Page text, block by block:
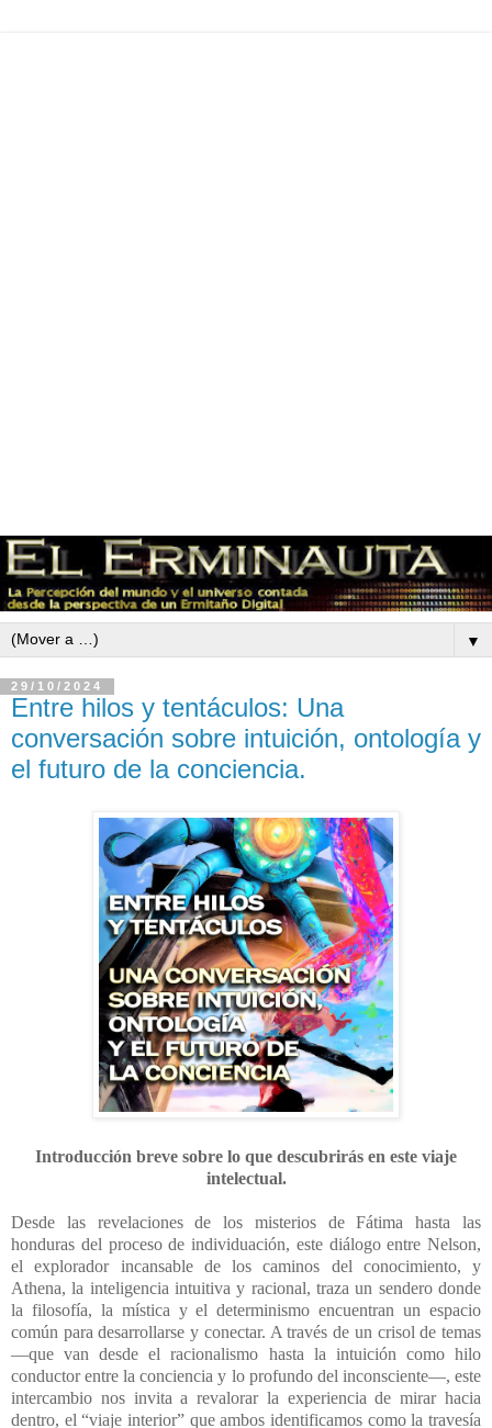
▼
29/10/2024
Entre hilos y tentáculos: Una
conversación sobre intuición, ontología y
el futuro de la conciencia.
Introducción breve sobre lo que descubrirás en este viaje
intelectual.
Desde las revelaciones de los misterios de Fátima hasta las
honduras del proceso de individuación, este diálogo entre Nelson,
el explorador incansable de los caminos del conocimiento, y
Athena, la inteligencia intuitiva y racional, traza un sendero donde
la filosofía, la mística y el determinismo encuentran un espacio
común para desarrollarse y conectar. A través de un crisol de temas
—que van desde el racionalismo hasta la intuición como hilo
conductor entre la conciencia y lo profundo del inconsciente—, este
intercambio nos invita a revalorar la experiencia de mirar hacia
dentro, el “viaje interior” que ambos identificamos como la travesía